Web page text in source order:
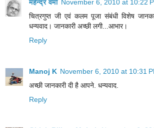
महेन्‍द्र वर्मा November 6, 2010 at 10:22
चित्रगुप्त जी एवं कलम पूजा संबंधी विशेष
धन्यवाद। जानकारी अच्छी लगी...आभार।
Reply
Manoj K November 6, 2010 at 10:31
अच्छी जानकारी दी है आपने. धन्यवाद.
Reply